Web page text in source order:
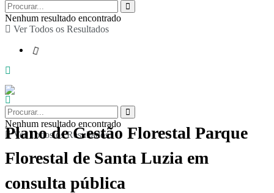
Nenhum resultado encontrado
Ver Todos os Resultados
Nenhum resultado encontrado
Ver Todos os Resultados
Plano de Gestão Florestal Parque
Florestal de Santa Luzia em
consulta pública